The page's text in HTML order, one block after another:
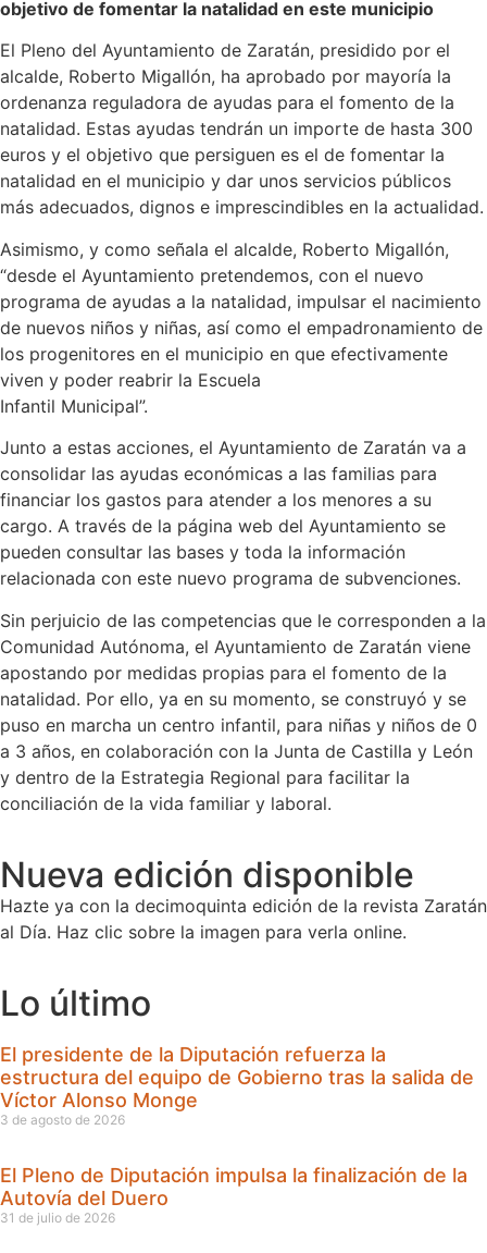
objetivo de fomentar la natalidad en este municipio
El Pleno del Ayuntamiento de Zaratán, presidido por el
alcalde, Roberto Migallón, ha aprobado por mayoría la
ordenanza reguladora de ayudas para el fomento de la
natalidad. Estas ayudas tendrán un importe de hasta 300
euros y el objetivo que persiguen es el de fomentar la
natalidad en el municipio y dar unos servicios públicos
más adecuados, dignos e imprescindibles en la actualidad.
Asimismo, y como señala el alcalde, Roberto Migallón,
“desde el Ayuntamiento pretendemos, con el nuevo
programa de ayudas a la natalidad, impulsar el nacimiento
de nuevos niños y niñas, así como el empadronamiento de
los progenitores en el municipio en que efectivamente
viven y poder reabrir la Escuela
Infantil Municipal”.
Junto a estas acciones, el Ayuntamiento de Zaratán va a
consolidar las ayudas económicas a las familias para
financiar los gastos para atender a los menores a su
cargo. A través de la página web del Ayuntamiento se
pueden consultar las bases y toda la información
relacionada con este nuevo programa de subvenciones.
Sin perjuicio de las competencias que le corresponden a la
Comunidad Autónoma, el Ayuntamiento de Zaratán viene
apostando por medidas propias para el fomento de la
natalidad. Por ello, ya en su momento, se construyó y se
puso en marcha un centro infantil, para niñas y niños de 0
a 3 años, en colaboración con la Junta de Castilla y León
y dentro de la Estrategia Regional para facilitar la
conciliación de la vida familiar y laboral.
Nueva edición disponible
Hazte ya con la decimoquinta edición de la revista Zaratán
al Día. Haz clic sobre la imagen para verla online.
Lo último
El presidente de la Diputación refuerza la
estructura del equipo de Gobierno tras la salida de
Víctor Alonso Monge
3 de agosto de 2026
El Pleno de Diputación impulsa la finalización de la
Autovía del Duero
31 de julio de 2026